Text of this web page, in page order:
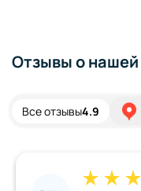
Отзывы о нашей
Все отзывы4.9